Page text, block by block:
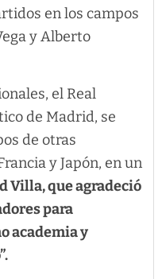
en los campos
y Alberto
el Real
de Madrid, se
de otras
y Japón, en un
Villa, que agradeció
para
academia y